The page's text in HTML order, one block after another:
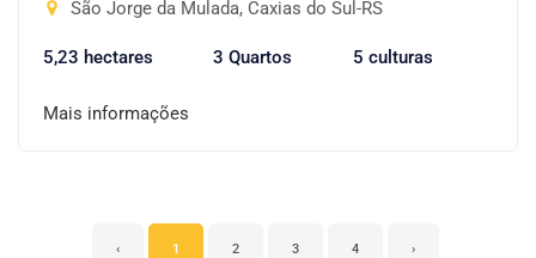
São Jorge da Mulada, Caxias do Sul-RS
5,23 hectares 3 Quartos 5 culturas
Mais informações
‹ 1 2 3 4 ›